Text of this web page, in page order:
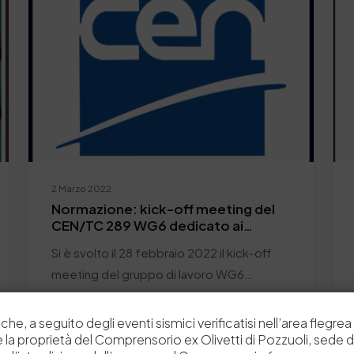
2 Marzo 2022
Normazione: kick-off meeting del
CEN/TC 289 WG6 dedicato ai
Si è svolto il 28 febbraio 2022 il kick-off
meeting del gruppo di lavoro WG6…
a seguito degli eventi sismici verificatisi nell’area flegrea
la proprietà del Comprensorio ex Olivetti di Pozzuoli, sede